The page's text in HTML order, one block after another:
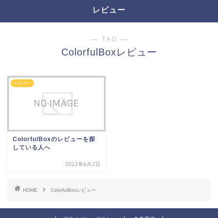
レビュー
― TAG ―
ColorfulBoxレビュー
レビュー
ColorfulBoxのレビューを探
している人へ
2022年6月2日
HOME ColorfulBoxレビュー